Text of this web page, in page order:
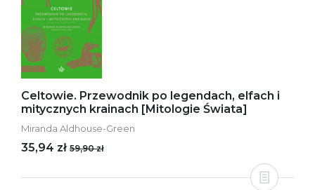
Celtowie. Przewodnik po legendach, elfach i
mitycznych krainach [Mitologie Świata]
Miranda Aldhouse-Green
35,94 zł 59,90 zł